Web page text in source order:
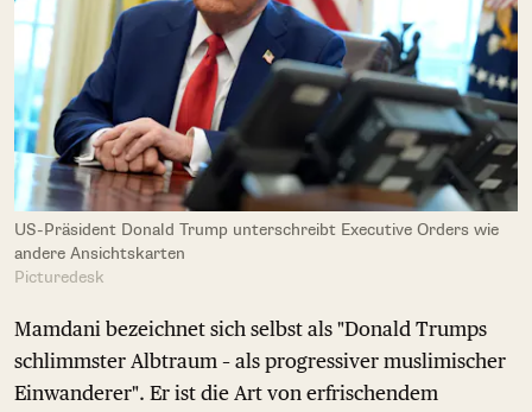
US-Präsident Donald Trump unterschreibt Executive Orders wie
andere Ansichtskarten
Picturedesk
Mamdani bezeichnet sich selbst als "Donald Trumps
schlimmster Albtraum – als progressiver muslimischer
Einwanderer". Er ist die Art von erfrischendem